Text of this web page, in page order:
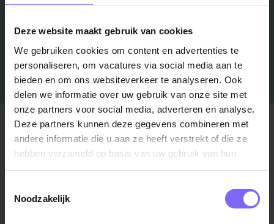
Deze website maakt gebruik van cookies
We gebruiken cookies om content en advertenties te
personaliseren, om vacatures via social media aan te
bieden en om ons websiteverkeer te analyseren. Ook
delen we informatie over uw gebruik van onze site met
onze partners voor social media, adverteren en analyse.
Deze partners kunnen deze gegevens combineren met
andere informatie die u aan ze heeft verstrekt of die ze
hebben verzameld op basis van uw gebruik van hun
Noodzakelijk
Job Alert instellen
Stad
Maastricht ›
Venlo ›
Roermond ›
Regio
Zuid-Limburg ›
Midden-Limburg ›